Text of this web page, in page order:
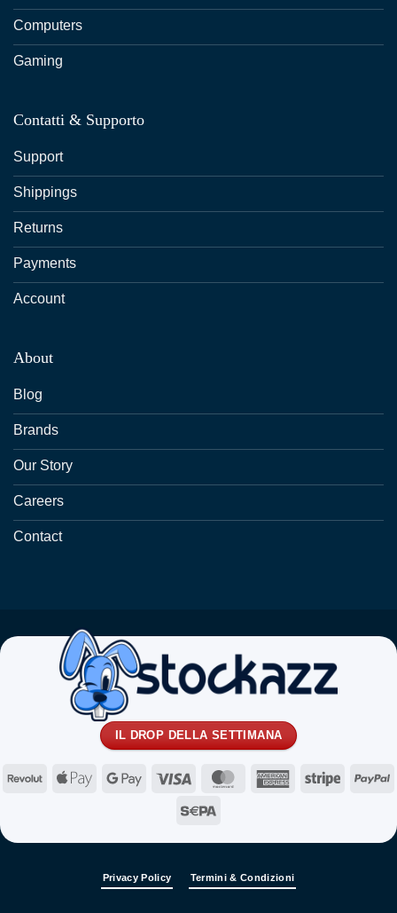
Computers
Gaming
Contatti & Supporto
Support
Shippings
Returns
Payments
Account
About
Blog
Brands
Our Story
Careers
Contact
IL DROP DELLA SETTIMANA
RevolutApple
Google
Visa MasterCardAmericanStripe
Privacy Policy Termini & Condizioni